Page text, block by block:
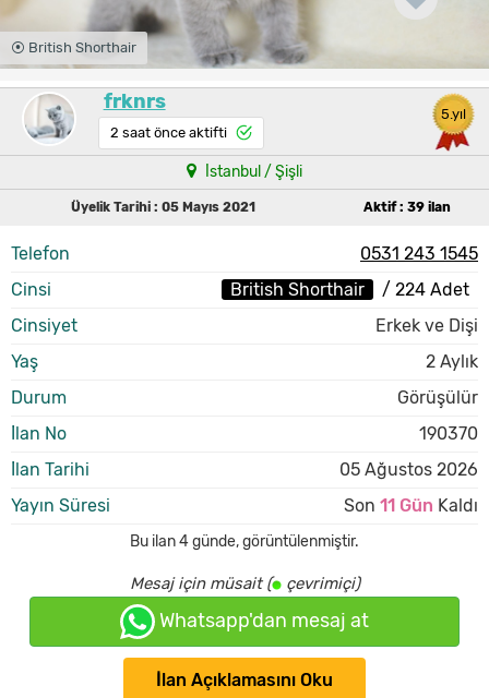
⦿ British Shorthair
5.yıl
frknrs
2 saat önce aktifti
İstanbul / Şişli
Üyelik Tarihi : 05 Mayıs 2021 Aktif : 39 ilan
Telefon
0531 243 1545
Cinsi
British Shorthair
/ 224 Adet
Cinsiyet
Erkek ve Dişi
Yaş
2 Aylık
Durum
Görüşülür
İlan No
190370
İlan Tarihi
05 Ağustos 2026
Yayın Süresi
Son 11 Gün Kaldı
Bu ilan4 günde,görüntülenmiştir.
Mesaj için müsait ( çevrimiçi)
Whatsapp'dan mesaj at
İlan Açıklamasını Oku